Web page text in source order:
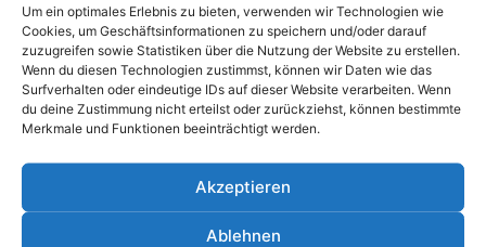
Um ein optimales Erlebnis zu bieten, verwenden wir Technologien wie
Cookies, um Geschäftsinformationen zu speichern und/oder darauf
zuzugreifen sowie Statistiken über die Nutzung der Website zu erstellen.
Wenn du diesen Technologien zustimmst, können wir Daten wie das
Surfverhalten oder eindeutige IDs auf dieser Website verarbeiten. Wenn
du deine Zustimmung nicht erteilst oder zurückziehst, können bestimmte
Merkmale und Funktionen beeinträchtigt werden.
Akzeptieren
Ablehnen
Vertrauensaufbau zum Kunden
81% der Kunden recherchieren nach einem Unternehmen
online bevor sie etwas bestellen oder Angebote anfragen.
Sichtbarkeit für Mitarbeiter & Interessierte
um zu konsumieren und sich zu informieren. Dies sind Ihre
Kunden & Mitarbeiter von morgen!